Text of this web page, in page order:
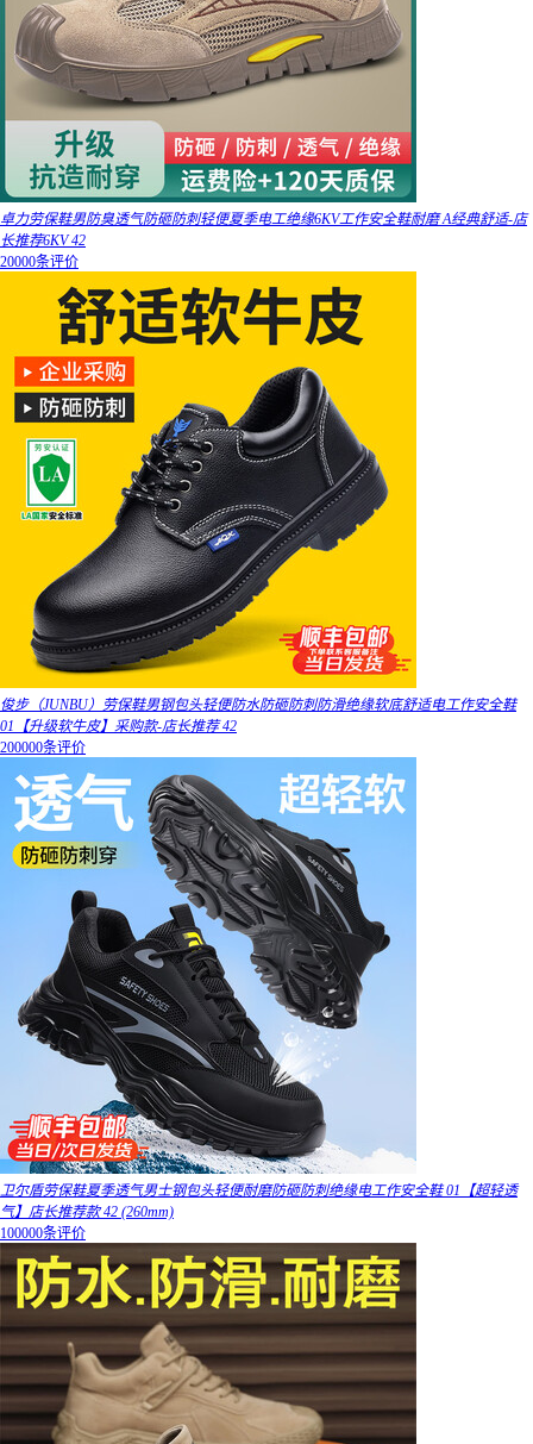
卓力劳保鞋男防臭透气防砸防刺轻便夏季电工绝缘6KV工作安全鞋耐磨 A经典舒适-店
长推荐6KV 42
20000条评价
俊步（JUNBU）劳保鞋男钢包头轻便防水防砸防刺防滑绝缘软底舒适电工作安全鞋
01【升级软牛皮】采购款-店长推荐 42
200000条评价
卫尔盾劳保鞋夏季透气男士钢包头轻便耐磨防砸防刺绝缘电工作安全鞋 01【超轻透
气】店长推荐款 42 (260mm)
100000条评价